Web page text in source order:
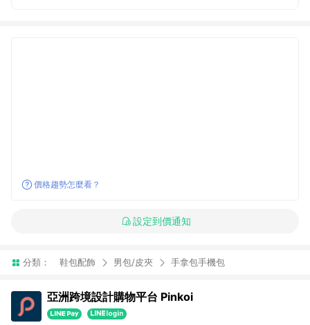
價格趨勢怎麼看？
設定到價通知
分類： 鞋包配飾 男包/皮夾 手拿包手機包
亞洲跨境設計購物平台 Pinkoi